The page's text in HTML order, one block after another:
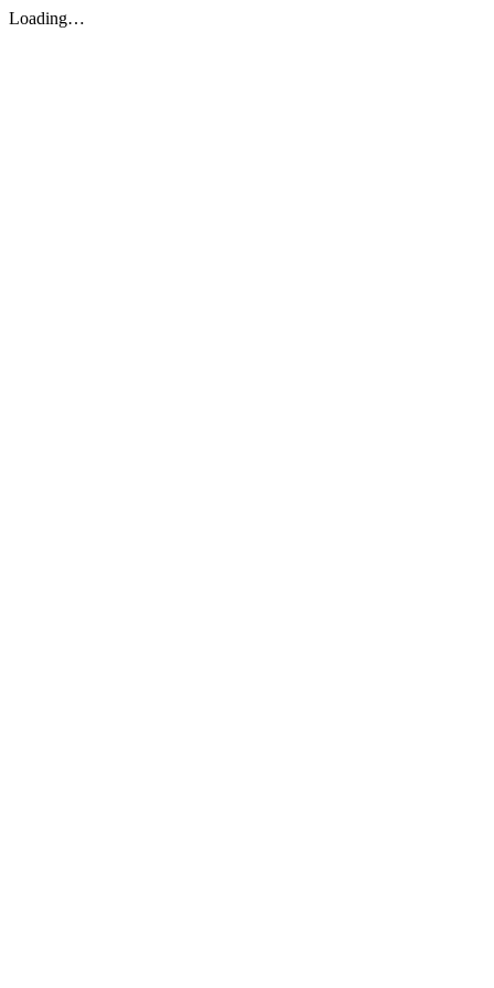
Loading…